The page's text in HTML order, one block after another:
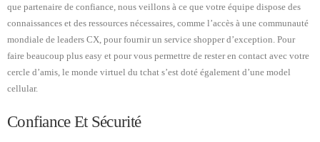
que partenaire de confiance, nous veillons à ce que votre équipe dispose des
connaissances et des ressources nécessaires, comme l’accès à une communauté
mondiale de leaders CX, pour fournir un service shopper d’exception. Pour
faire beaucoup plus easy et pour vous permettre de rester en contact avec votre
cercle d’amis, le monde virtuel du tchat s’est doté également d’une model
cellular.
Confiance Et Sécurité